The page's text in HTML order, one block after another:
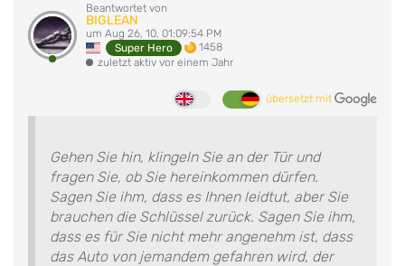
Beantwortet von
BIGLEAN
um Aug 26, 10, 01:09:54 PM
Super Hero
1458
zuletzt aktiv vor einem Jahr
übersetzt mit
Gehen Sie hin, klingeln Sie an der Tür und
fragen Sie, ob Sie hereinkommen dürfen.
Sagen Sie ihm, dass es Ihnen leidtut, aber Sie
brauchen die Schlüssel zurück. Sagen Sie ihm,
dass es für Sie nicht mehr angenehm ist, dass
das Auto von jemandem gefahren wird, der